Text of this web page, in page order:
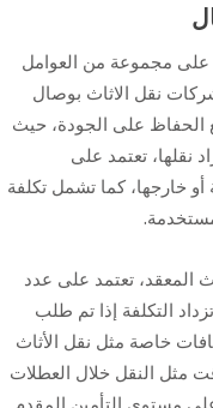
على مجموعة من العوامل
نقل الاثاث بوصال
الحفاظ على الجودة، حيث
نقلها، تعتمد على
أو خارجها، كما تشمل تكلفة
المعقد، تعتمد على عدد
التكلفة إذا تم طلب
خاصة مثل نقل الأثاث
مثل النقل خلال العطلات